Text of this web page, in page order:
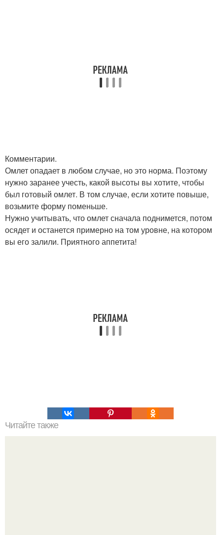
Комментарии.
Омлет опадает в любом случае, но это норма. Поэтому
нужно заранее учесть, какой высоты вы хотите, чтобы
был готовый омлет. В том случае, если хотите повыше,
возьмите форму поменьше.
Нужно учитывать, что омлет сначала поднимется, потом
осядет и останется примерно на том уровне, на котором
вы его залили. Приятного аппетита!
Читайте также